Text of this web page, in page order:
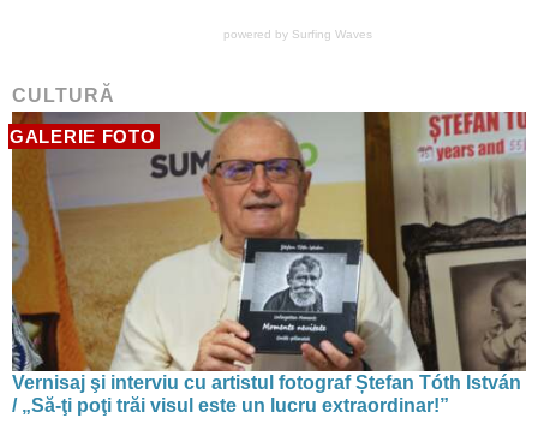
powered by Surfing Waves
CULTURĂ
GALERIE FOTO
Vernisaj şi interviu cu artistul fotograf Ștefan Tóth István
/ „Să-ţi poţi trăi visul este un lucru extraordinar!”